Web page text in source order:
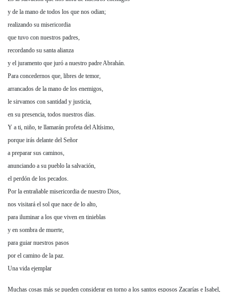
y de la mano de todos los que nos odian;
realizando su misericordia
que tuvo con nuestros padres,
recordando su santa alianza
y el juramento que juró a nuestro padre Abrahán.
Para concedernos que, libres de temor,
arrancados de la mano de los enemigos,
le sirvamos con santidad y justicia,
en su presencia, todos nuestros días.
Y a ti, niño, te llamarán profeta del Altísimo,
porque irás delante del Señor
a preparar sus caminos,
anunciando a su pueblo la salvación,
el perdón de los pecados.
Por la entrañable misericordia de nuestro Dios,
nos visitará el sol que nace de lo alto,
para iluminar a los que viven en tinieblas
y en sombra de muerte,
para guiar nuestros pasos
por el camino de la paz.
Una vida ejemplar
Muchas cosas más se pueden considerar en torno a los santos esposos Zacarías e Isabel,